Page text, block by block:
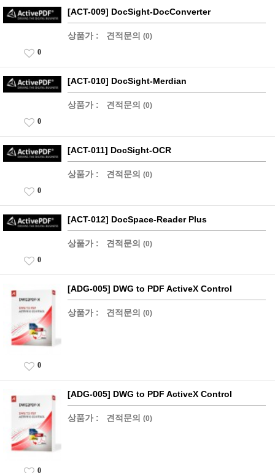
[ACT-009] DocSight-DocConverter
상품가 : 견적문의 (0)
0
[ACT-010] DocSight-Merdian
상품가 : 견적문의 (0)
0
[ACT-011] DocSight-OCR
상품가 : 견적문의 (0)
0
[ACT-012] DocSpace-Reader Plus
상품가 : 견적문의 (0)
0
[ADG-005] DWG to PDF ActiveX Control
상품가 : 견적문의 (0)
0
[ADG-005] DWG to PDF ActiveX Control
상품가 : 견적문의 (0)
0